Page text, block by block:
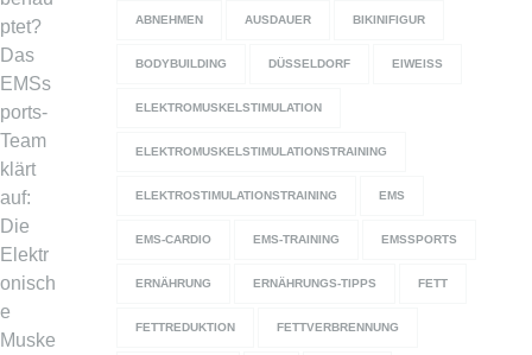
ptet?
Das
EMSs
ports-
Team
klärt
auf:
Die
Elektr
onisch
e
Muske
ABNEHMEN AUSDAUER BIKINIFIGUR
BODYBUILDING DÜSSELDORF EIWEISS
ELEKTROMUSKELSTIMULATION
ELEKTROMUSKELSTIMULATIONSTRAINING
ELEKTROSTIMULATIONSTRAINING EMS
EMS-CARDIO EMS-TRAINING EMSSPORTS
ERNÄHRUNG ERNÄHRUNGS-TIPPS FETT
FETTREDUKTION FETTVERBRENNUNG